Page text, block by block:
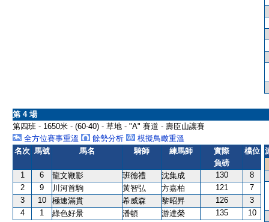
第 4 場
第四班 - 1650米 - (60-40) - 草地 - "A" 賽道 - 壽臣山讓賽
全方位賽事重溫
餘勢分析
模擬鳥瞰重溫
名次 馬號 馬名 騎師 練馬師
實際
負磅
檔位
1 6 龍文鞭影 班德禮 沈集成 130
8
2
9 川河首駒 黃智弘 方嘉柏 121
7
3
10 極速滿貫 希威森 黎昭昇 126
3
4
1 綠色好景 潘頓 游達榮 135 10